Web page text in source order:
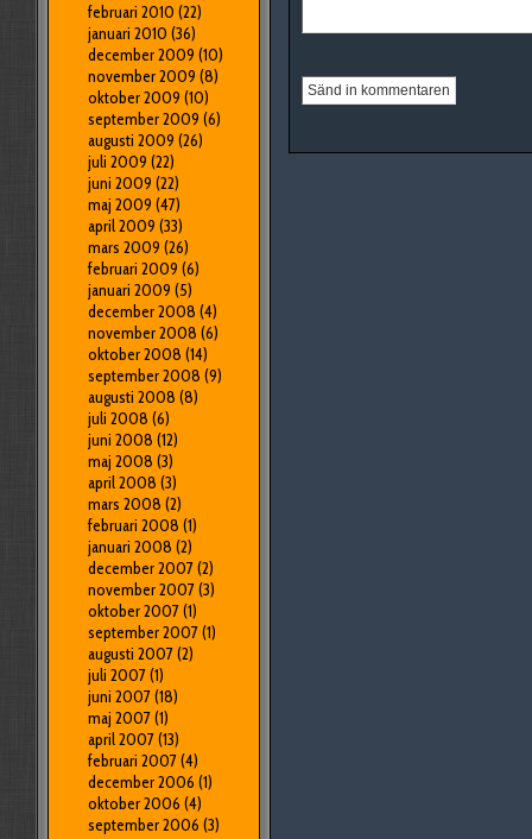
februari 2010 (22)
januari 2010 (36)
december 2009 (10)
november 2009 (8)
oktober 2009 (10)
september 2009 (6)
augusti 2009 (26)
juli 2009 (22)
juni 2009 (22)
maj 2009 (47)
april 2009 (33)
mars 2009 (26)
februari 2009 (6)
januari 2009 (5)
december 2008 (4)
november 2008 (6)
oktober 2008 (14)
september 2008 (9)
augusti 2008 (8)
juli 2008 (6)
juni 2008 (12)
maj 2008 (3)
april 2008 (3)
mars 2008 (2)
februari 2008 (1)
januari 2008 (2)
december 2007(2)
november 2007(3)
oktober 2007(1)
september 2007(1)
augusti 2007(2)
juli 2007(1)
juni 2007(18)
maj 2007(1)
april 2007(13)
februari 2007(4)
december 2006 (1)
oktober 2006 (4)
september 2006 (3)